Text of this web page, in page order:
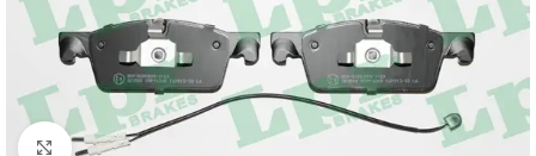
Clic para ampliar